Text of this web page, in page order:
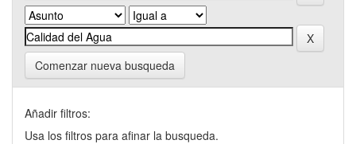
Comenzar nueva busqueda
Añadir filtros:
Usa los filtros para afinar la busqueda.